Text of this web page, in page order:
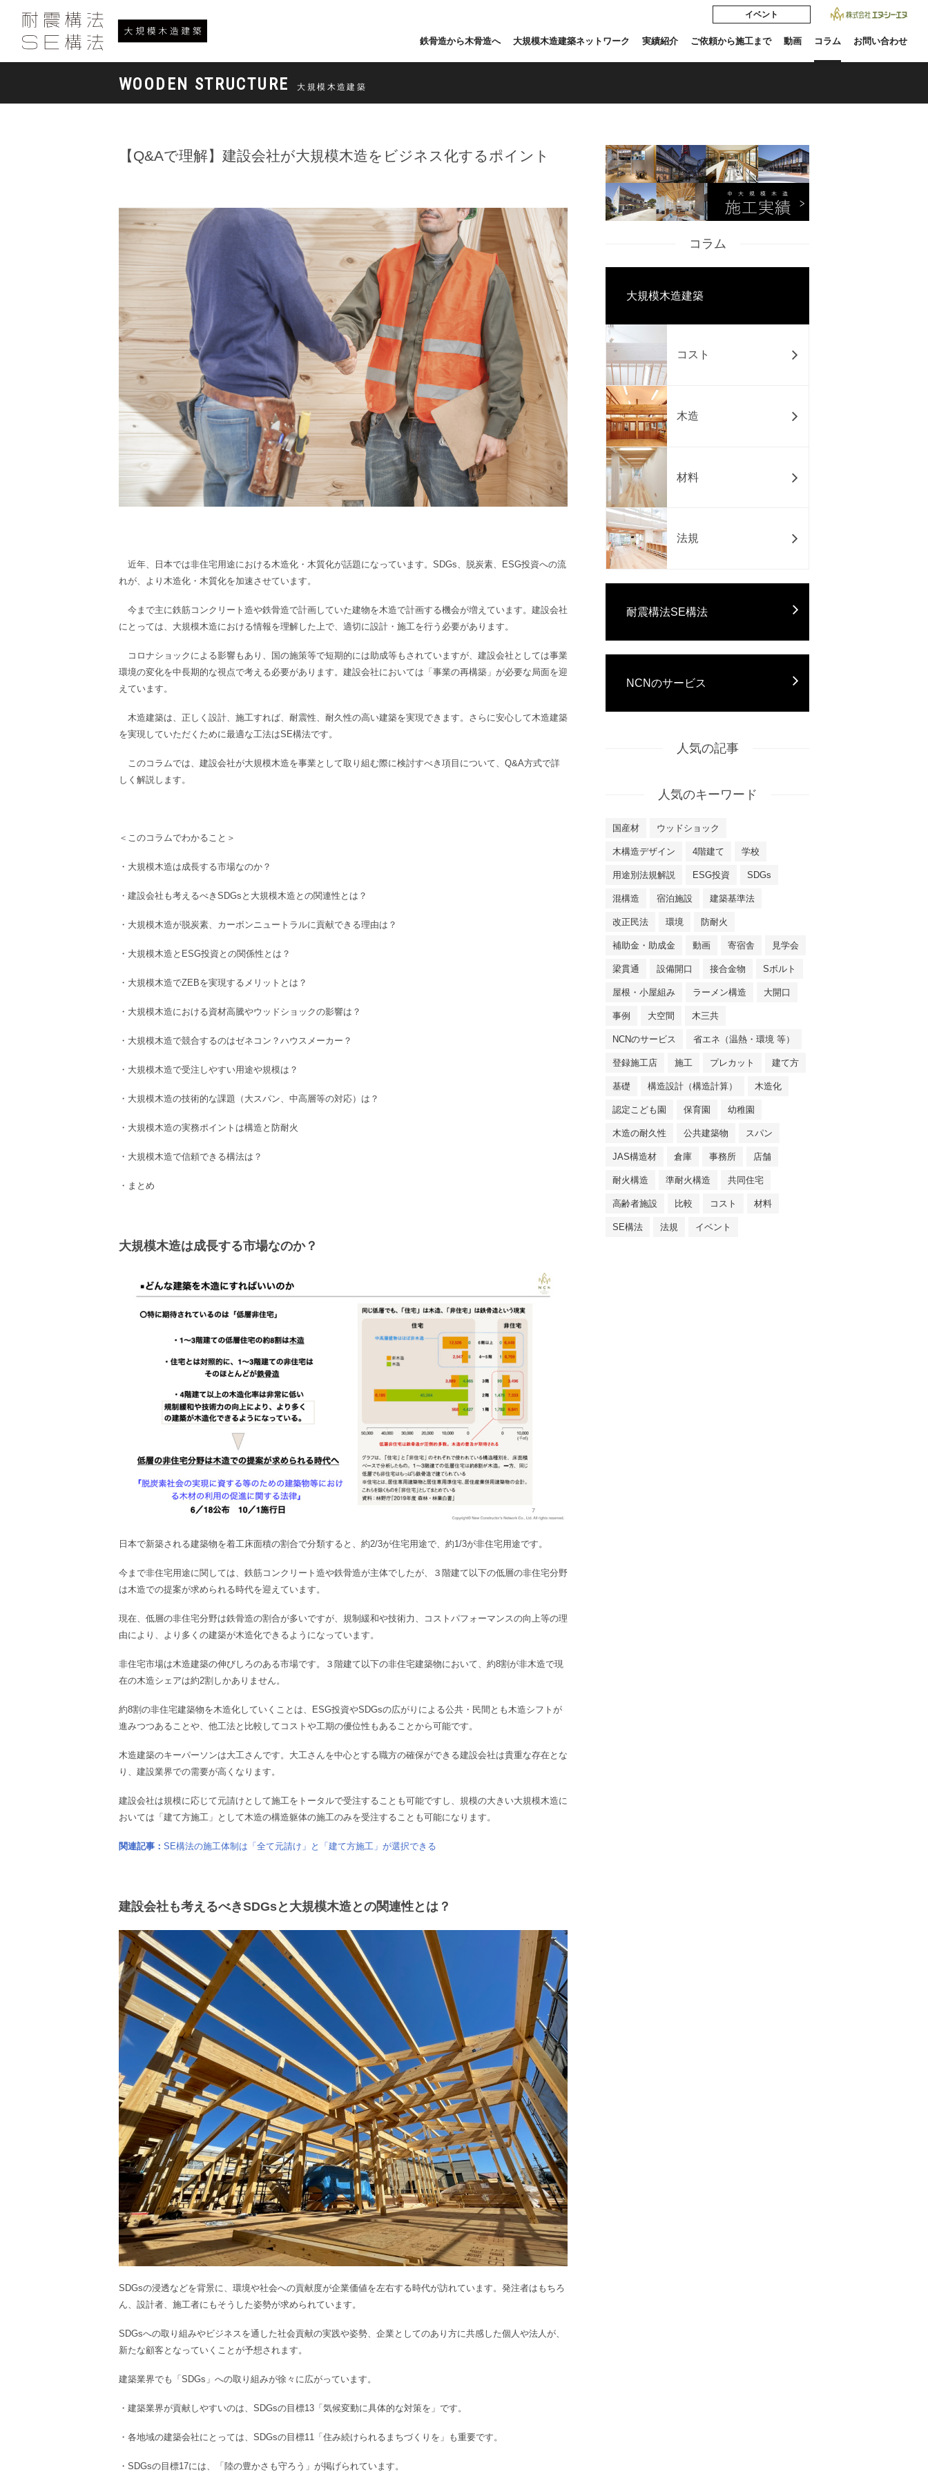
イベント
鉄骨造から木骨造へ 大規模木造建築ネットワーク 実績紹介 ご依頼から施工まで 動画 コラム お問い合わせ
WOODEN STRUCTURE 大規模木造建築
【Q&Aで理解】建設会社が大規模木造をビジネス化するポイント
近年、 日本では非住宅用途における木造化・木質化が話題になっています。 SDGs、脱炭素、ESG投資への流
れが、より木造化・木質化を加速させています。
今まで主に鉄筋コンクリート造や鉄骨造で計画していた建物を木造で計画する機会が増えています。建設会社
にとっては、大規模木造における情報を理解した上で、適切に設計・施工を行う必要があります。
コロナショックによる影響もあり、国の施策等で短期的には助成等もされていますが、建設会社としては事業
環境の変化を中長期的な視点で考える必要があります。建設会社においては「事業の再構築」が必要な局面を迎
えています。
木造建築は、正しく設計、施工すれば、耐震性、耐久性の高い建築を実現できます。さらに安心して木造建築
を実現していただくために最適な工法はSE構法です。
このコラムでは、建設会社が大規模木造を事業として取り組む際に検討すべき項目について、Q&A方式で詳
しく解説します。
＜このコラムでわかること＞
・ 大規模木造は成長する市場なのか？
・ 建設会社 も考えるべき SDGs と 大規模木造 との関連性とは？
・ 大規模木造が脱炭素、カーボンニュートラルに貢献できる理由は？
・ 大規模木造 と ESG投資 との関係性とは？
・ 大規模木造でZEBを実現するメリットとは？
・ 大規模木造における資材高騰やウッドショックの影響は？
・ 大規模木造で競合するのはゼネコン ？ ハウスメーカー ？
・ 大規模木造で受注しやすい用途や規模は？
・ 大規模木造の技術的な課題（ 大スパン、 中高層等の対応）は？
・ 大規模木造の実務ポイントは構造 と 防耐火
・大規模木造で信頼できる構法は？
・まとめ
大規模木造は成長する市場なのか？
日本で新築される建築物を着工床面積の割合で分類すると、約2/3が住宅用途で、約1/3が非住宅用途です。
今まで非住宅用途に関しては、鉄筋コンクリート造や鉄骨造が主体でしたが、３階建て以下の低層の非住宅分野
は木造での提案が求められる時代を迎えています。
現在、低層の非住宅分野は鉄骨造の割合が多いですが、規制緩和や技術力、コストパフォーマンスの向上等の理
由により、より多くの建築が木造化できるようになっています。
非住宅市場は木造建築の伸びしろのある市場です。３階建て以下の非住宅建築物において、約8割が非木造で現
在の木造シェアは約2割しかありません。
約8割の非住宅建築物を木造化していくことは、ESG投資やSDGsの広がりによる公共・民間とも木造シフトが
進みつつあることや、他工法と比較してコストや工期の優位性もあることから可能です。
木造建築のキーパーソンは大工さんです。大工さんを中心とする職方の確保ができる建設会社は貴重な存在とな
り、建設業界での需要が高くなります。
建設会社は規模に応じて元請けとして施工をトータルで受注することも可能ですし、規模の大きい大規模木造に
おいては「建て方施工」として木造の構造躯体の施工のみを受注することも可能になります。
関連記事： SE構法の施工体制は「全て元請け」と「建て方施工」が選択できる
建設会社も考えるべきSDGsと大規模木造との関連性とは？
SDGsの浸透などを背景に、環境や社会への貢献度が企業価値を左右する時代が訪れています。発注者はもちろ
ん、設計者、施工者にもそうした姿勢が求められています。
SDGsへの取り組みやビジネスを通した社会貢献の実践や姿勢、企業としてのあり方に共感した個人や法人が、
新たな顧客となっていくことが予想されます。
建築業界でも「SDGs」への取り組みが徐々に広がっています。
・建築業界が貢献しやすいのは、SDGsの目標13「気候変動に具体的な対策を」です。
・各地域の建築会社にとっては、SDGsの目標11「住み続けられるまちづくりを」も重要です。
・SDGsの目標17には、「陸の豊かさも守ろう」が掲げられています。
コラム
大規模木造建築
コスト
木造
材料
法規
耐震構法SE構法
NCNのサービス
人気の記事
人気のキーワード
国産材 ウッドショック
木構造デザイン 4階建て 学校
用途別法規解説 ESG投資 SDGs
混構造 宿泊施設 建築基準法
改正民法 環境 防耐火
補助金・助成金 動画 寄宿舎 見学会
梁貫通 設備開口 接合金物 Sボルト
屋根・小屋組み ラーメン構造 大開口
事例 大空間 木三共
NCNのサービス 省エネ（温熱・環境 等）
登録施工店 施工 プレカット 建て方
基礎 構造設計（構造計算） 木造化
認定こども園 保育園 幼稚園
木造の耐久性 公共建築物 スパン
JAS構造材 倉庫 事務所 店舗
耐火構造 準耐火構造 共同住宅
高齢者施設 比較 コスト 材料
SE構法 法規 イベント